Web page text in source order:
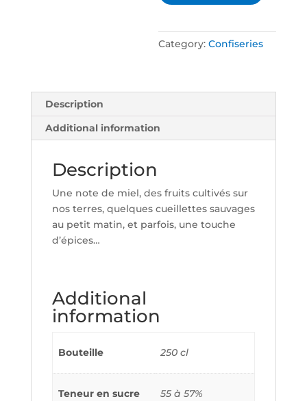
cornouille
Category:Confiseries
Description
Additional information
Description
Une note de miel, des fruits cultivés sur
nos terres, quelques cueillettes sauvages
au petit matin, et parfois, une touche
d’épices…
Additional
information
Bouteille 250 cl
Teneur en sucre 55 à 57%